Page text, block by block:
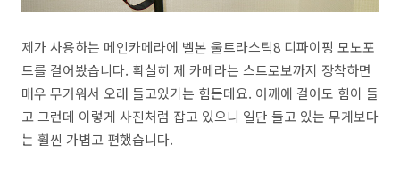
제가 사용하는 메인카메라에 벨본 울트라스틱8 디파이핑 모노포
드를 걸어봤습니다. 확실히 제 카메라는 스트로보까지 장착하면
매우 무거워서 오래 들고있기는 힘든데요. 어깨에 걸어도 힘이 들
고 그런데 이렇게 사진처럼 잡고 있으니 일단 들고 있는 무게보다
는 훨씬 가볍고 편했습니다.